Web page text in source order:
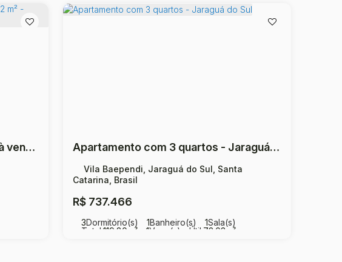
Apartamento com 3 dormitórios à venda, 72 m² - Baependi - Jaraguá do Sul/SC Apartamento com 3 quartos - Jaraguá do Sul
R$737.466
Vila Baependi, Jaraguá do Sul, Santa
Catarina, Brasil
3Dormitório(s) 1Banheiro(s) 1Sala(s)
Total: 119 .80 m² 1Vaga(s) Útil: 72 .03 m²